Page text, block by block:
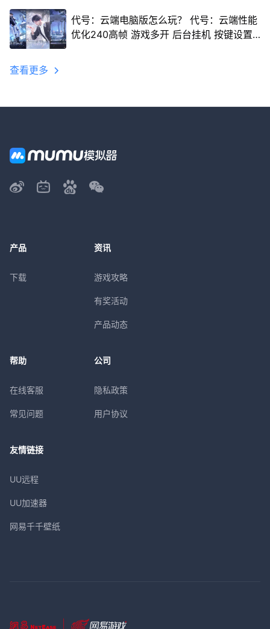
代号：云端电脑版怎么玩？ 代号：云端性能
优化240高帧 游戏多开 后台挂机 按键设置
查看更多
产品
下载
资讯
游戏攻略
有奖活动
产品动态
帮助
在线客服
常见问题
公司
隐私政策
用户协议
友情链接
UU远程
UU加速器
网易千千壁纸